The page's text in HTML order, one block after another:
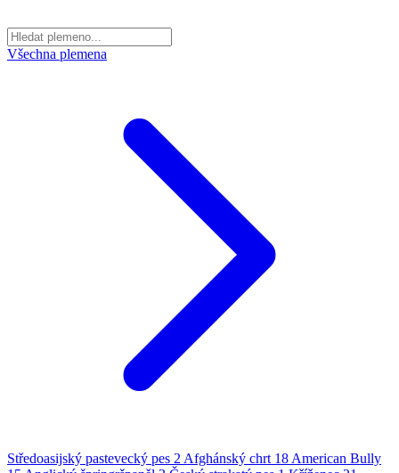
Všechna plemena
Středoasijský pastevecký pes 2 Afghánský chrt 18 American Bully